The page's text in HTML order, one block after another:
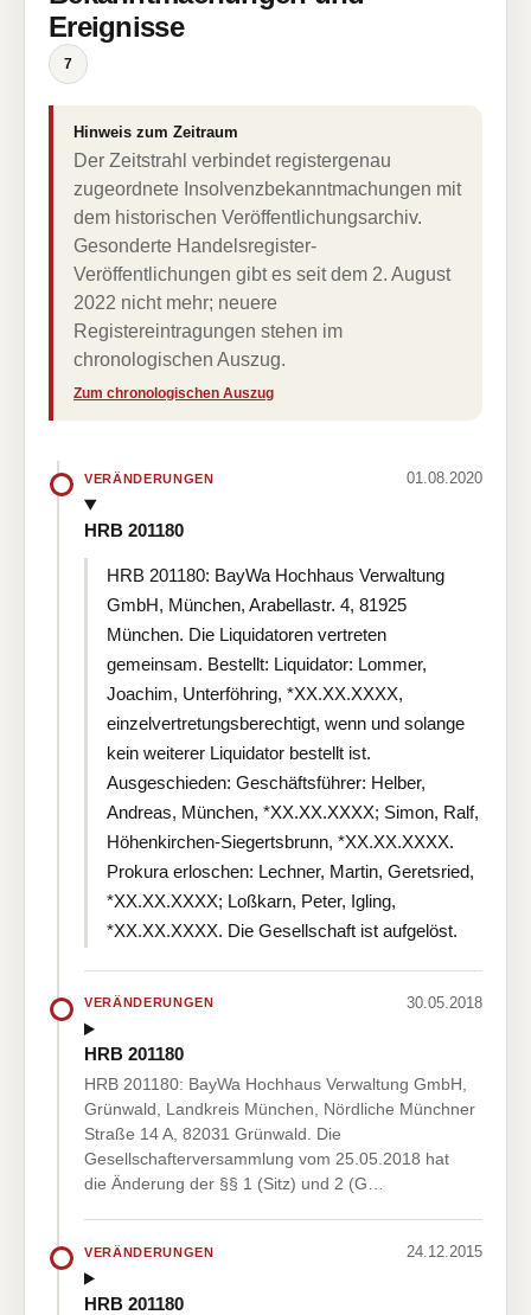
Ereignisse
7
Hinweis zum Zeitraum
Der Zeitstrahl verbindet registergenau
zugeordnete Insolvenzbekanntmachungen mit
dem historischen Veröffentlichungsarchiv.
Gesonderte Handelsregister-
Veröffentlichungen gibt es seit dem 2. August
2022 nicht mehr; neuere
Registereintragungen stehen im
chronologischen Auszug.
Zum chronologischen Auszug
VERÄNDERUNGEN 01.08.2020
HRB 201180
HRB 201180: BayWa Hochhaus Verwaltung
GmbH, München, Arabellastr. 4, 81925
München. Die Liquidatoren vertreten
gemeinsam. Bestellt: Liquidator: Lommer,
Joachim, Unterföhring, *XX.XX.XXXX,
einzelvertretungsberechtigt, wenn und solange
kein weiterer Liquidator bestellt ist.
Ausgeschieden: Geschäftsführer: Helber,
Andreas, München, *XX.XX.XXXX; Simon, Ralf,
Höhenkirchen-Siegertsbrunn, *XX.XX.XXXX.
Prokura erloschen: Lechner, Martin, Geretsried,
*XX.XX.XXXX; Loßkarn, Peter, Igling,
*XX.XX.XXXX. Die Gesellschaft ist aufgelöst.
VERÄNDERUNGEN 30.05.2018
HRB 201180
HRB 201180: BayWa Hochhaus Verwaltung GmbH,
Grünwald, Landkreis München, Nördliche Münchner
Straße 14 A, 82031 Grünwald. Die
Gesellschafterversammlung vom 25.05.2018 hat
die Änderung der §§ 1 (Sitz) und 2 (G…
VERÄNDERUNGEN 24.12.2015
HRB 201180